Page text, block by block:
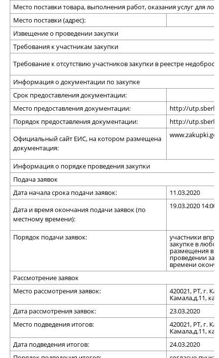
Место поставки товара, выполнения работ, оказания услуг для
Место поставки (адрес):
Извещение о проведении закупки
Требования к участникам закупки
Требование к отсутствию участников закупки в реестре
Информация о документации по закупке
Срок предоставления документации:
Место предоставления документации:
http://
Порядок предоставления документации:
http://
Официальный сайт ЕИС, на котором размещена
документация:
Информация о порядке проведения закупки
Подача заявок
Дата начала срока подачи заявок:
11.03.2020
Дата и время окончания подачи заявок (по
местному времени):
19.03.2020 14:00
Порядок подачи заявок: участники
закупке в
размещения в
проведении
времени
Рассмотрение заявок
Место рассмотрения заявок:
420021, РТ, г.
Камала,д.11,
Дата рассмотрения заявок:
23.03.2020
Место подведения итогов:
420021, РТ, г.
Камала,д.11,
Дата подведения итогов:
24.03.2020